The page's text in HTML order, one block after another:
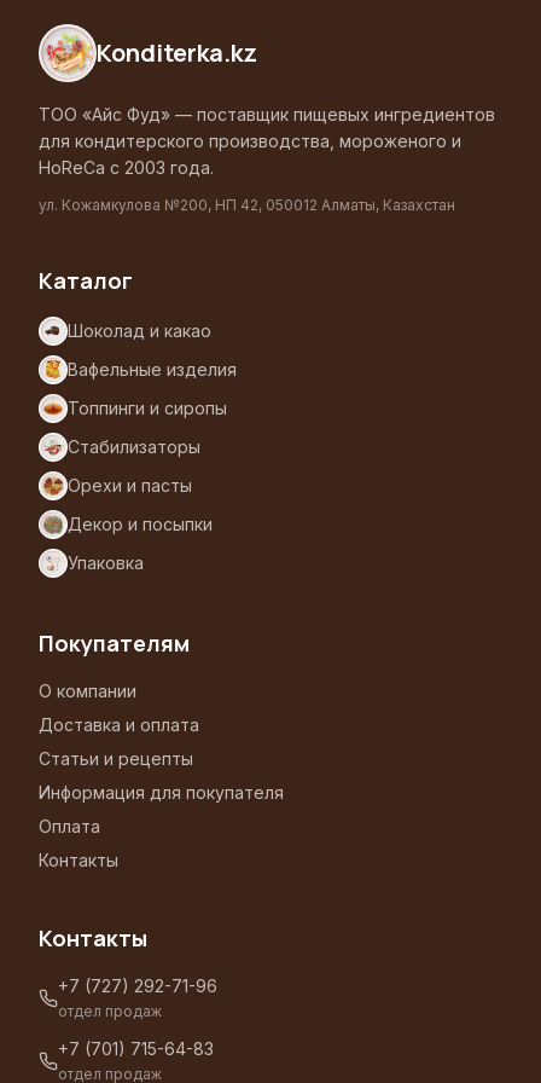
Konditerka.kz
ТОО «Айс Фуд» — поставщик пищевых ингредиентов
для кондитерского производства, мороженого и
HoReCa с 2003 года.
ул. Кожамкулова №200, НП 42, 050012 Алматы, Казахстан
Каталог
Шоколад и какао
Вафельные изделия
Топпинги и сиропы
Стабилизаторы
Орехи и пасты
Декор и посыпки
Упаковка
Покупателям
О компании
Доставка и оплата
Статьи и рецепты
Информация для покупателя
Оплата
Контакты
Контакты
+7 (727) 292-71-96
отдел продаж
+7 (701) 715-64-83
отдел продаж